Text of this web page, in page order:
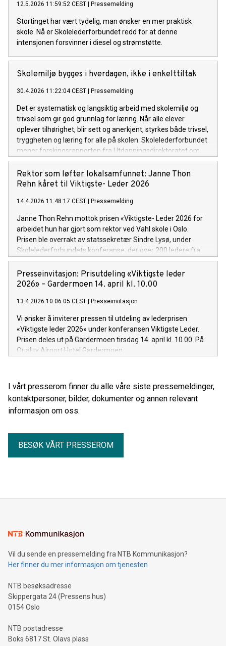
12.5.2026 11:59:52 CEST Pressemelding
Stortinget har vært tydelig, man ønsker en mer praktisk
skole. Nå er Skolelederforbundet redd for at denne
intensjonen forsvinner i diesel og strømstøtte.
Skolemiljø bygges i hverdagen, ikke i enkelttiltak
30.4.2026 11:22:04 CEST Pressemelding
Det er systematisk og langsiktig arbeid med skolemiljø og
trivsel som gir god grunnlag for læring. Når alle elever
oplever tilhørighet, blir sett og anerkjent, styrkes både trivsel,
tryggheten og læring for alle på skolen. Skolelederforbundet
mener forskingsrapporten fra Utdanningsdirektoratet om
trivsel understreker et tydelig behov: Skolene må ha rektor
og ledelse som gis rom og mulighet til nok ansatte og en
økonomi som gjør det mulig å sikre trivsel og læring. UDIRS
hjemme er grunnleggende for trivselen i skolen.
Rektor som løfter lokalsamfunnet: Janne Thon
Rehn kåret til Viktigste- Leder 2026
14.4.2026 11:48:17 CEST Pressemelding
Janne Thon Rehn mottok prisen «Viktigste- Leder 2026 for
arbeidet hun har gjort som rektor ved Vahl skole i Oslo.
Prisen ble overrakt av statssekretær Sindre Lysø, under
Skolelederforbundets konferanse, der over 200 ledere fra
barnehage og skole var samlet.
Presseinvitasjon: Prisutdeling «Viktigste leder
2026» – Gardermoen 14. april kl. 10.00
13.4.2026 10:06:05 CEST Presseinvitasjon
Vi ønsker å inviterer pressen til utdeling av lederprisen
«Viktigste leder 2026» under konferansen Viktigste Leder.
Prisen deles ut på Gardermoen tirsdag 14. april kl. 10.00. På
Quality Airport Hotel Gardermoen
I vårt presserom finner du alle våre siste pressemeldinger,
kontaktpersoner, bilder, dokumenter og annen relevant
informasjon om oss.
BESØK VÅRT PRESSEROM
Vil du sende en pressemelding fra NTB Kommunikasjon?
Her finner du mer informasjon om tjenesten
NTB besøksadresse
Skippergata 24 (Pressens hus)
0154 Oslo
NTB postadresse
Boks 6817 St. Olavs plass